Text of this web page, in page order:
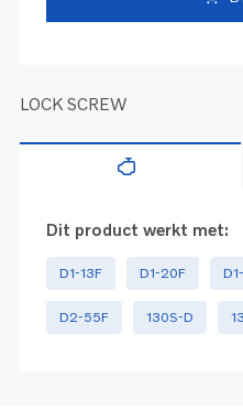
LOCK SCREW
Dit product werkt met:
D1-13F D1-20F
D2-55F 130S-D